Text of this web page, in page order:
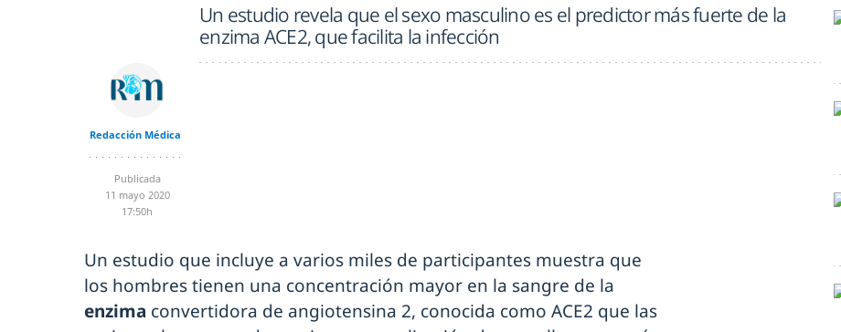
Un estudio revela que el sexo masculino es el predictor más fuerte de la
enzima ACE2, que facilita la infección
Redacción Médica
Publicada
11 mayo 2020
17:50h
Un estudio que incluye a varios miles de participantes muestra que
los hombres tienen una concentración mayor en la sangre de la
enzima convertidora de angiotensina 2, conocida como ACE2 que las